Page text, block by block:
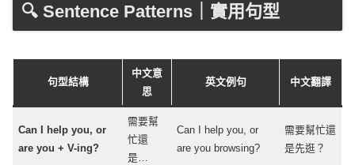
🔍 Sentence Patterns｜實用句型
句型結構
中文意
思
英文例句 中文翻譯
Can I help you, or
are you +V-ing?
需要幫
忙還
是…
Can I help you, or
are you browsing?
需要幫忙還
是先逛？